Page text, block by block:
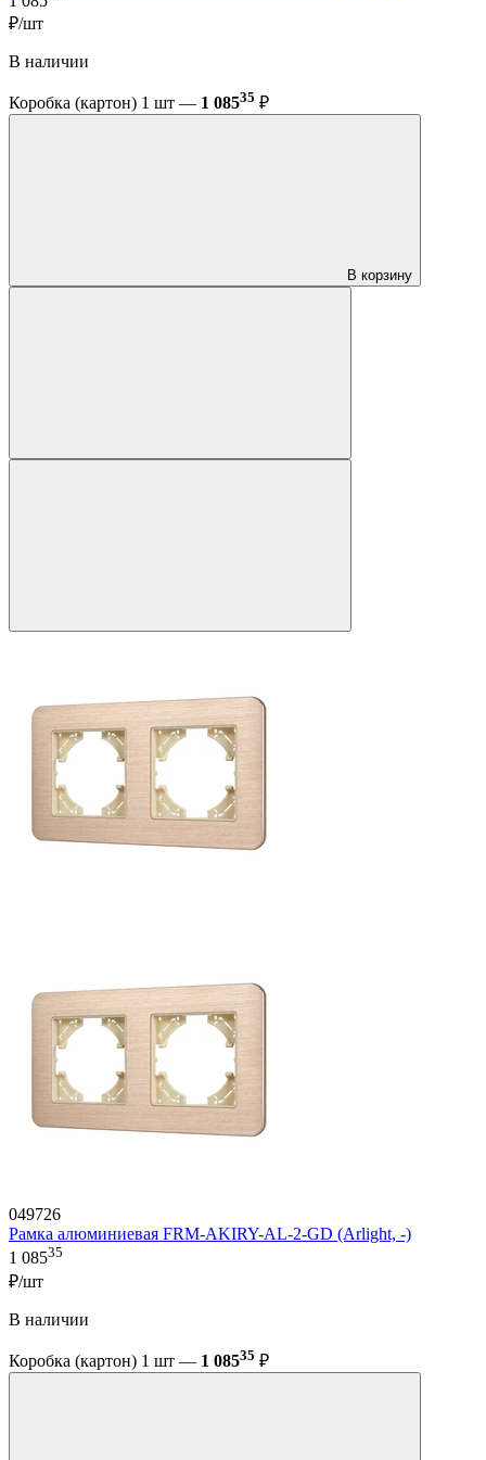
₽/шт
В наличии
Коробка (картон) 1 шт — 1 08535 ₽
В корзину
049726
Рамка алюминиевая FRM-AKIRY-AL-2-GD (Arlight, -)
1 08535
₽/шт
В наличии
Коробка (картон) 1 шт — 1 08535 ₽